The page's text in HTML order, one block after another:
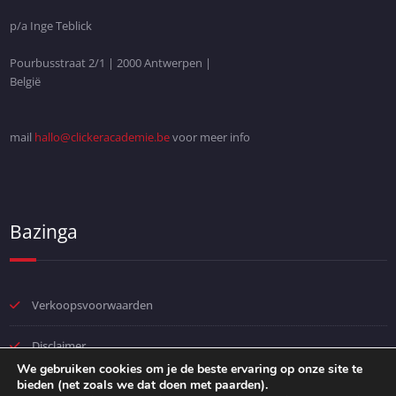
p/a Inge Teblick
Pourbusstraat 2/1 | 2000 Antwerpen |
België
mail hallo@clickeracademie.bevoor meer info
Bazinga
Verkoopsvoorwaarden
Disclaimer
Privacybeleid
We gebruiken cookies om je de beste ervaring op onze site te
bieden (net zoals we dat doen met paarden).